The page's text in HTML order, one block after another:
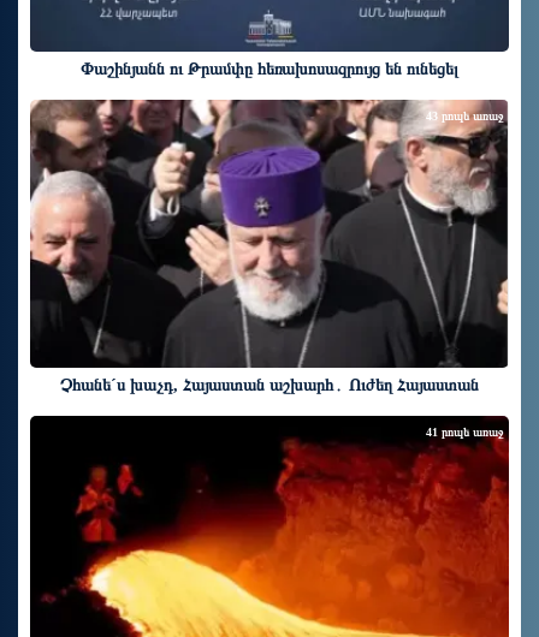
Փաշինյանն ու Թրամփը հեռախոսազրույց են ունեցել
Չհանե´ս խաչդ, Հայաստան աշխարհ․ Ուժեղ Հայաստան
43 րոպե առաջ
41 րոպե առաջ